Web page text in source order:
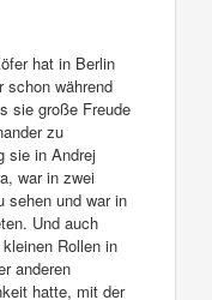
hat in Berlin
schon während
sie große Freude
zu
sie in Andrej
war in zwei
sehen und war in
Und auch
Rollen in
anderen
hatte, mit der